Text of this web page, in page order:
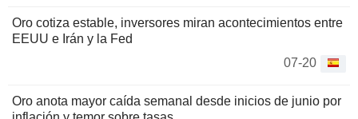
Oro cotiza estable, inversores miran acontecimientos entre
EEUU e Irán y la Fed
07-20
Oro anota mayor caída semanal desde inicios de junio por